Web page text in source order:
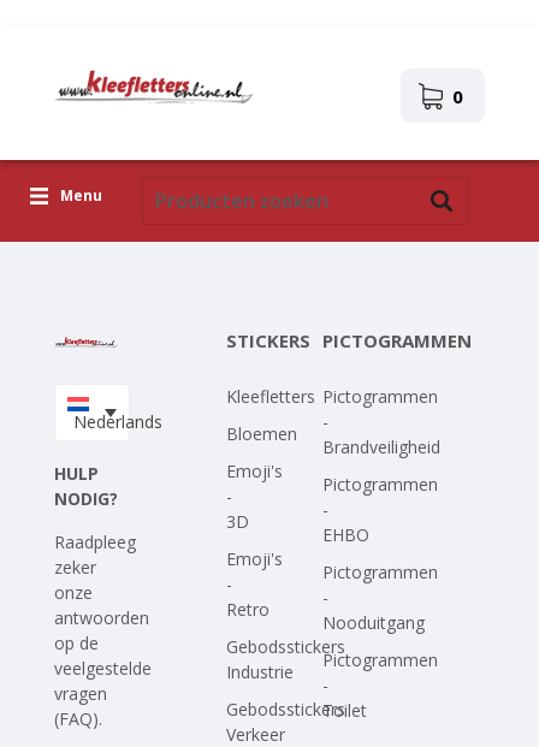
0
Menu
Upload je eigen ontwerp
Nederlands
HULP
NODIG?
Raadpleeg
zeker
onze
antwoorden
op de
veelgestelde
vragen
(FAQ).
STICKERS
Kleefletters
Bloemen
Emoji's
-
3D
Emoji's
-
Retro
Gebodsstickers
Industrie
Gebodsstickers
Verkeer
PICTOGRAMMEN
Pictogrammen
-
Brandveiligheid
Pictogrammen
-
EHBO
Pictogrammen
-
Nooduitgang
Pictogrammen
-
Toilet